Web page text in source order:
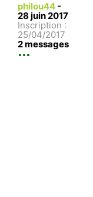
philou44 -
28 juin 2017
Inscription :
25/04/2017
2 messages